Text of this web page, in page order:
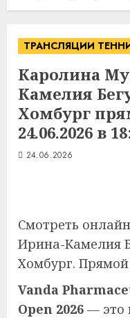
ТРАНСЛЯЦИИ
Каролина
Камелия
Хомбург
24.06.2026 в
24.06.2026
Смотреть
Ирина-Камелия
Хомбург.
Vanda
Open 2026 — это